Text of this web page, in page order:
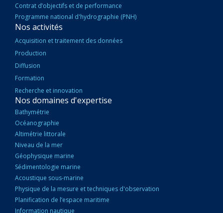
Contrat d’objectifs et de performance
Programme national d'hydrographie (PNH)
Nos activités
Acquisition et traitement des données
Production
Diffusion
Formation
Recherche et innovation
Nos domaines d'expertise
Bathymétrie
Océanographie
Altimétrie littorale
Niveau de la mer
Géophysique marine
Sédimentologie marine
Acoustique sous-marine
Physique de la mesure et techniques d'observation
Planification de l’espace maritime
Information nautique